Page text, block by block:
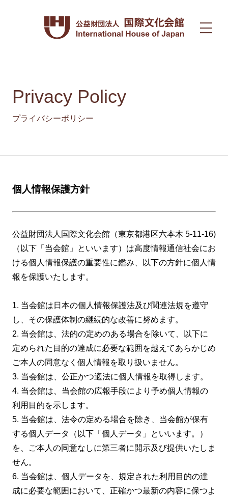
Privacy Policy
プライバシーポリシー
個人情報保護方針
公益財団法人国際文化会館（東京都港区六本木 5-11-16)
（以下「当会館」といいます）は高度情報通信社会にお
ける個人情報保護の重要性に鑑み、以下の方針に個人情
報を保護いたします。
1. 当会館は日本の個人情報保護法及び関連法規を遵守
し、その保護体制の継続的な改善に努めます。
2. 当会館は、法的の定めのある場合を除いて、以下に
定められた目的の達成に必要な範囲を越えてあらかじめ
ご本人の同意なく個人情報を取り扱いません。
3. 当会館は、公正かつ適法に個人情報を取得します。
4. 当会館は、当会館の広報手段により予め個人情報の
利用目的を示します。
5. 当会館は、法令の定める場合を除き、当会館が保有
する個人データ（以下「個人データ」といいます。）
を、ご本人の同意なしに第三者に開示及び提供いたしま
せん。
6. 当会館は、個人データを、規定された利用目的の達
成に必要な範囲において、正確かつ最新の内容に保つよ